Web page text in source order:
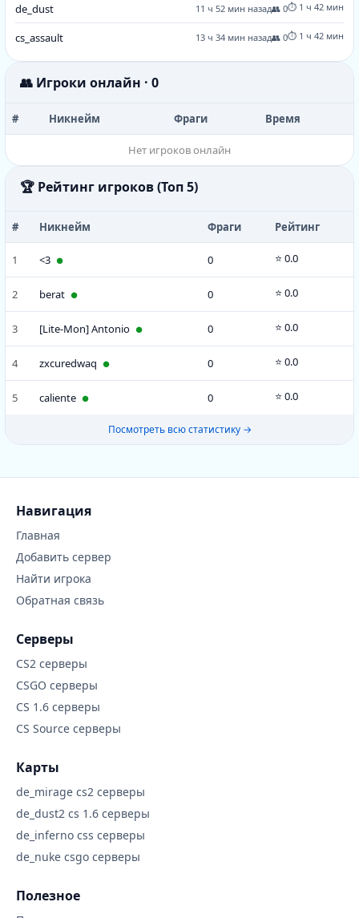
de_dust 11 ч 52 мин назад👥 0⏱️ 1 ч 42 мин
cs_assault 13 ч 34 мин назад👥 0⏱️ 1 ч 42 мин
👥 Игроки онлайн · 0
# Никнейм Фраги Время
Нет игроков онлайн
🏆 Рейтинг игроков (Топ 5)
# Никнейм Фраги Рейтинг
1 <3 ● 0 ⭐ 0.0
2 berat ● 0 ⭐ 0.0
3 [Lite-Mon] Antonio ● 0 ⭐ 0.0
4 zxcuredwaq ● 0 ⭐ 0.0
5 caliente ● 0 ⭐ 0.0
Посмотреть всю статистику →
Навигация
Главная
Добавить сервер
Найти игрока
Обратная связь
Серверы
CS2 серверы
CSGO серверы
CS 1.6 серверы
CS Source серверы
Карты
de_mirage cs2 серверы
de_dust2 cs 1.6 серверы
de_inferno css серверы
de_nuke csgo серверы
Полезное